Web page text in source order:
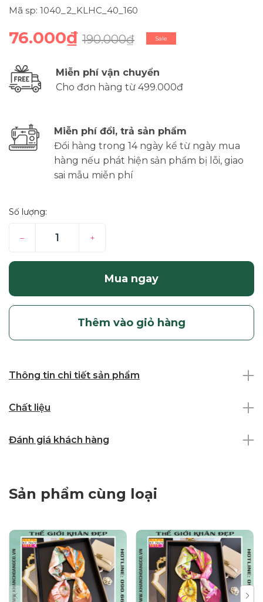
Mã sp: 1040_2_KLHC_40_160
76.000₫ 190.000₫ Sale
Miễn phí vận chuyển
Cho đơn hàng từ 499.000đ
Miễn phí đổi, trả sản phẩm
Đổi hàng trong 14 ngày kể từ ngày mua
hàng nếu phát hiện sản phẩm bị lỗi, giao
sai mẫu miễn phí
Số lượng:
– +
Mua ngay
Thêm vào giỏ hàng
Thông tin chi tiết sản phẩm
Chất liệu
Đánh giá khách hàng
Sản phẩm cùng loại